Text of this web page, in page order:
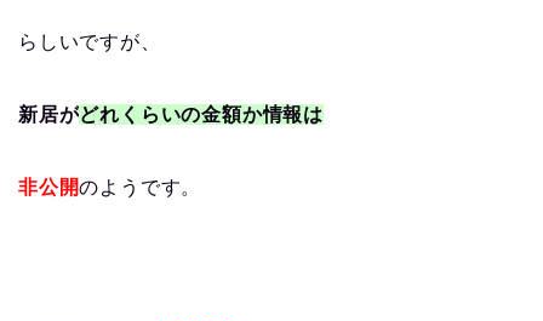
らしいですが、
新居がどれくらいの金額か情報は
非公開のようです。